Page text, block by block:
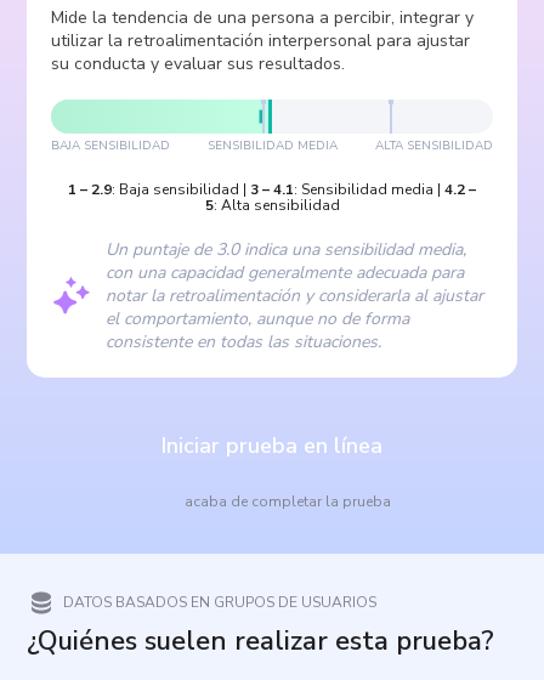
Mide la tendencia de una persona a percibir, integrar y
utilizar la retroalimentación interpersonal para ajustar
su conducta y evaluar sus resultados.
BAJA SENSIBILIDAD SENSIBILIDAD MEDIA ALTA SENSIBILIDAD
1 – 2.9: Baja sensibilidad | 3–4.1: Sensibilidad media | 4.2–
5: Alta sensibilidad
Un puntaje de 3.0 indica una sensibilidad media,
con una capacidad generalmente adecuada para
notar la retroalimentación y considerarla al ajustar
el comportamiento, aunque no de forma
consistente en todas las situaciones.
Iniciar prueba en línea
acaba de completar la prueba
DATOS BASADOS EN GRUPOS DE USUARIOS
¿Quiénes suelen realizar esta prueba?